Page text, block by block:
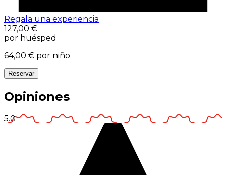
Regala una experiencia
127,00 €
por huésped
64,00 € por niño
Reservar
Opiniones
5.0